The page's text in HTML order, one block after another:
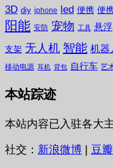
3D diy iphone led 便携 便
阳能 安防 宠物 工具 悬浮
支架 无人机 智能 机器
移动电源 耳机 背包 自行车 艺
本站踪迹
本站内容已入驻各大
社交： 新浪微博 | 豆